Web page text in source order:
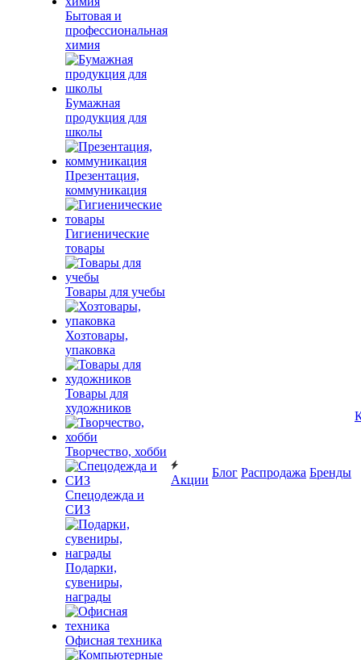
Бытовая и
профессиональная
химия
Бумажная
продукция для
школы
Презентация,
коммуникация
Гигиенические
товары
Товары для учебы
Хозтовары,
упаковка
Товары для
художников
Творчество, хобби
Спецодежда и
СИЗ
Подарки,
сувениры,
награды
Офисная техника
Акции
Блог Распродажа Бренды